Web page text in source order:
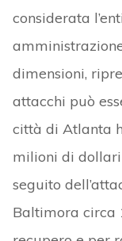
considerata
dimensioni,
attacchi può
città di Atlanta
milioni di
seguito
Baltimora circa